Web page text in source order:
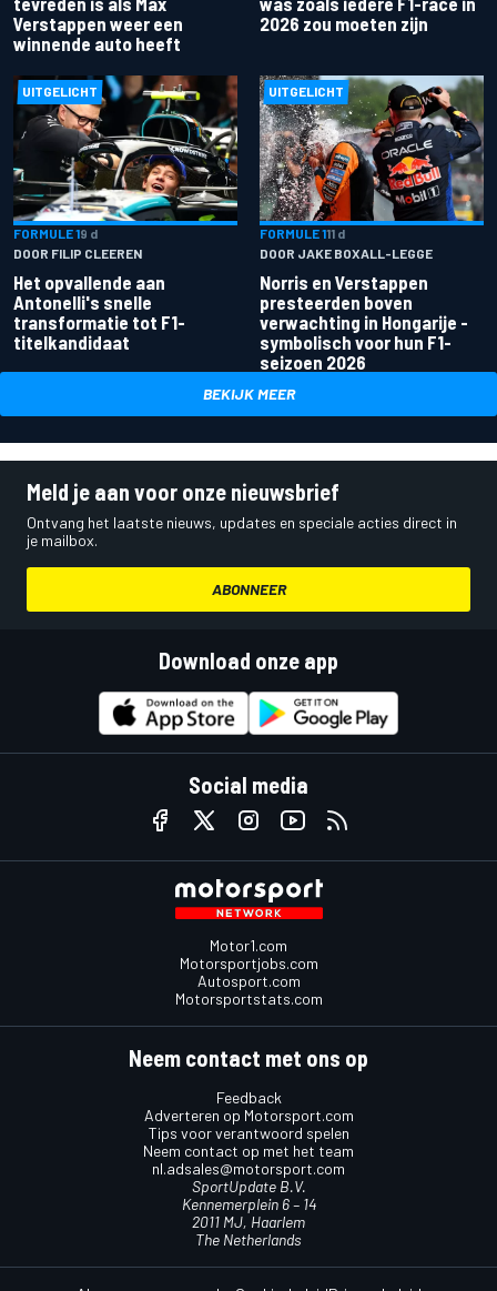
Verstappen weer een
winnende auto heeft
2026 zou moeten zijn
UITGELICHT
FORMULE 19 d
DOOR FILIP CLEEREN
Het opvallende aan
Antonelli's snelle
transformatie tot F1-
titelkandidaat
UITGELICHT
FORMULE 111 d
DOOR JAKE BOXALL-LEGGE
Norris en Verstappen
presteerden boven
verwachting in Hongarije -
symbolisch voor hun F1-
seizoen 2026
BEKIJK MEER
Meld je aan voor onze nieuwsbrief
Ontvang het laatste nieuws, updates en speciale acties direct in
je mailbox.
ABONNEER
Download onze app
Social media
Motor1.com
Motorsportjobs.com
Autosport.com
Motorsportstats.com
Neem contact met ons op
Feedback
Adverteren op Motorsport.com
Tips voor verantwoord spelen
Neem contact op met het team
nl.adsales@motorsport.com
SportUpdate B.V.
Kennemerplein 6 – 14
2011 MJ, Haarlem
The Netherlands